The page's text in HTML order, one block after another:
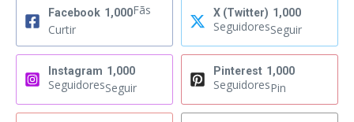
Facebook 1,000Fãs
Curtir
X (Twitter) 1,000
SeguidoresSeguir
Instagram 1,000
SeguidoresSeguir
Pinterest 1,000
SeguidoresPin